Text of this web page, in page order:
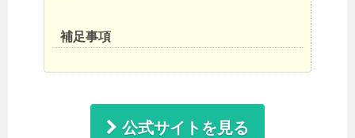
補足事項
公式サイトを見る